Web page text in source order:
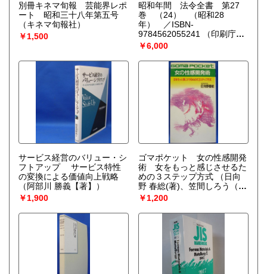
別冊キネマ旬報 芸能界レポ
ート 昭和三十八年第五号
（キネマ旬報社）
￥1,500
昭和年間 法令全書 第27
巻 （24） （昭和28
年） ／ISBN-
9784562055241
（印刷庁
【編】）
￥6,000
サービス経営のバリュー・シ
フトアップ サービス特性
の変換による価値向上戦略
（阿部川 勝義【著】）
￥1,900
ゴマポケット 女の性感開発
術 女をもっと感じさせるた
めの３ステップ方式
（日向
野 春総(著)、笠間しろう（イ
ラスト））
￥1,200